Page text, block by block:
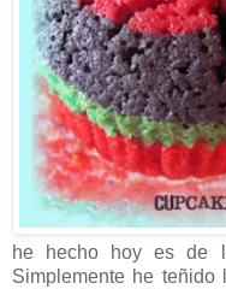
he hecho hoy es de
Simplemente he teñido